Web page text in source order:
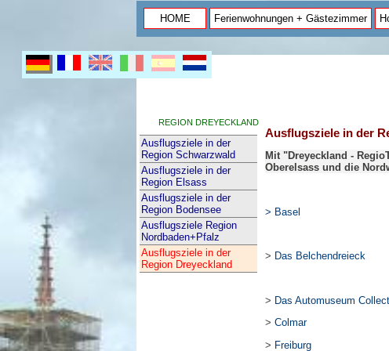
HOME Ferienwohnungen + Gästezimmer
REGION DREYECKLAND
Ausflugsziele in der
Region Schwarzwald
Ausflugsziele in der
Region Elsass
Ausflugsziele in der
Region Bodensee
Ausflugsziele Region
Nordbaden+Pfalz
Ausflugsziele in der
Region Dreyeckland
Ausflugsziele in der
Mit "Dreyeckland -
Oberelsass und die
> Basel
> Das Belchendreieck
> Das Automuseum
> Colmar
> Freiburg